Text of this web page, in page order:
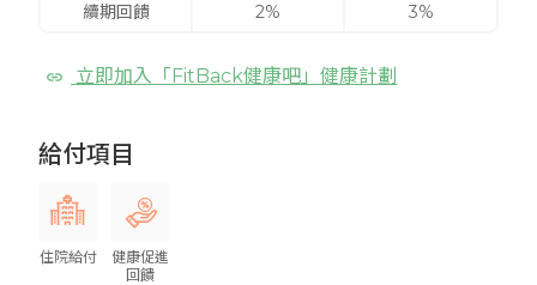
續期回饋 2% 3%
立即加入「FitBack健康吧」健康計劃
給付項目
住院給付
健康促進
回饋